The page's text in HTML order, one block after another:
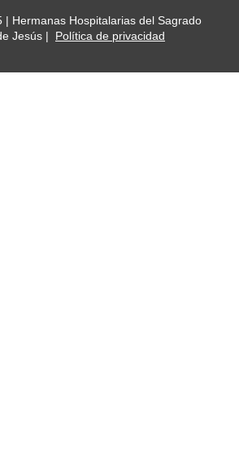
| Hermanas Hospitalarias del Sagrado
Jesús | Política de privacidad